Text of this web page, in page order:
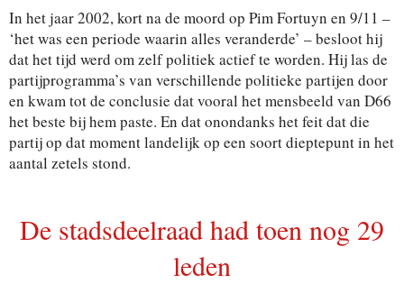
In het jaar 2002, kort na de moord op Pim Fortuyn en 9/11 –
‘het was een periode waarin alles veranderde’ – besloot hij
dat het tijd werd om zelf politiek actief te worden. Hij las de
partijprogramma’s van verschillende politieke partijen door
en kwam tot de conclusie dat vooral het mensbeeld van D66
het beste bij hem paste. En dat onondanks het feit dat die
partij op dat moment landelijk op een soort dieptepunt in het
aantal zetels stond.
De stadsdeelraad had toen nog 29
leden